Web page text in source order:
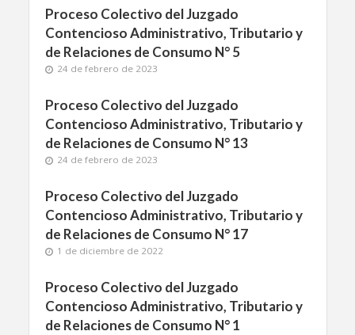
Proceso Colectivo del Juzgado
Contencioso Administrativo, Tributario y
de Relaciones de Consumo N° 5
24 de febrero de 2023
Proceso Colectivo del Juzgado
Contencioso Administrativo, Tributario y
de Relaciones de Consumo N° 13
24 de febrero de 2023
Proceso Colectivo del Juzgado
Contencioso Administrativo, Tributario y
de Relaciones de Consumo N° 17
1 de diciembre de 2022
Proceso Colectivo del Juzgado
Contencioso Administrativo, Tributario y
de Relaciones de Consumo N° 1